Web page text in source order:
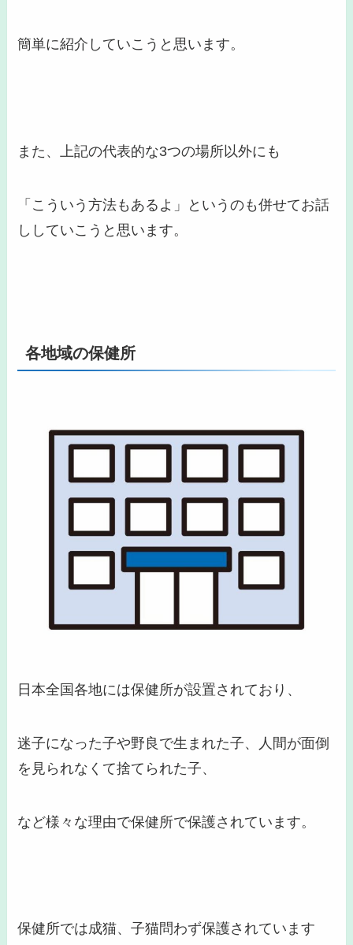
簡単に紹介していこうと思います。
また、上記の代表的な3つの場所以外にも
「こういう方法もあるよ」というのも併せてお話
ししていこうと思います。
各地域の保健所
日本全国各地には保健所が設置されており、
迷子になった子や野良で生まれた子、人間が面倒
を見られなくて捨てられた子、
など様々な理由で保健所で保護されています。
保健所では成猫、子猫問わず保護されています